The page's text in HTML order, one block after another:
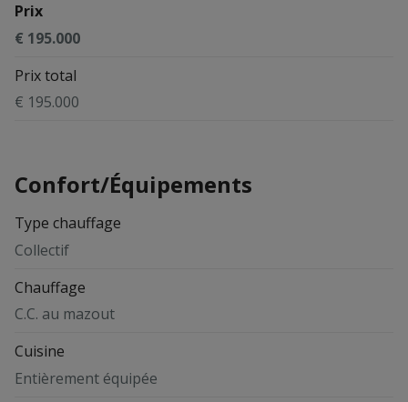
Prix
€ 195.000
Prix total
€ 195.000
Confort/Équipements
Type chauffage
Collectif
Chauffage
C.C. au mazout
Cuisine
Entièrement équipée